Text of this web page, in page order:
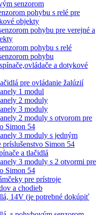
senzorom
pohybu s relé pre
objekty
pohybu pre verejné a
pohybu s relé
pohybu
a dotykové
pre ovládanie žalúzií
1 modul
2 moduly
3 moduly
2 moduly s otvorom pre
Simon 54
3 moduly s jedným
príslušenstvo Simon 54
a tlačidlá
3 moduly s 2 otvormi pre
Simon 54
pre prístroje
a chodieb
14V (je potrebné dokúpiť